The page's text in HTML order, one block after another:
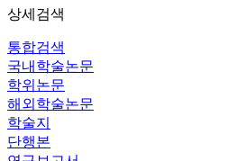
상세검색
통합검색
국내학술논문
학위논문
해외학술논문
학술지
단행본